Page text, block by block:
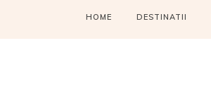
HOME DESTINATII